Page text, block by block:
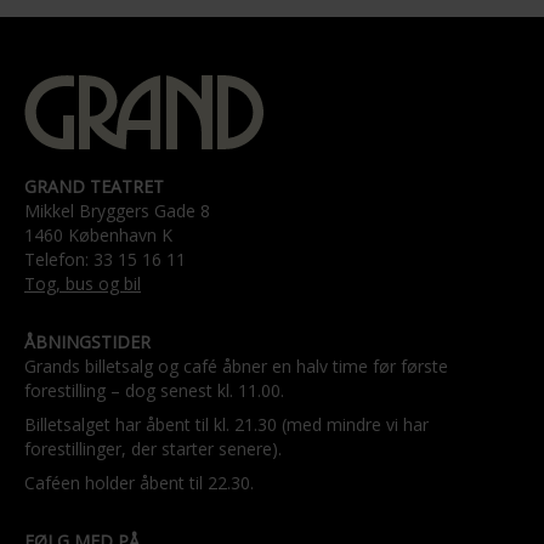
GRAND TEATRET
Mikkel Bryggers Gade 8
1460 København K
Telefon: 33 15 16 11
Tog, bus og bil
ÅBNINGSTIDER
Grands billetsalg og café åbner en halv time før første
forestilling – dog senest kl. 11.00.
Billetsalget har åbent til kl. 21.30 (med mindre vi har
forestillinger, der starter senere).
Caféen holder åbent til 22.30.